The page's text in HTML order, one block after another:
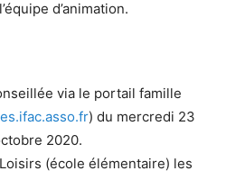
d’animation.
via le portail famille
) du mercredi 23
2020.
(école élémentaire) les